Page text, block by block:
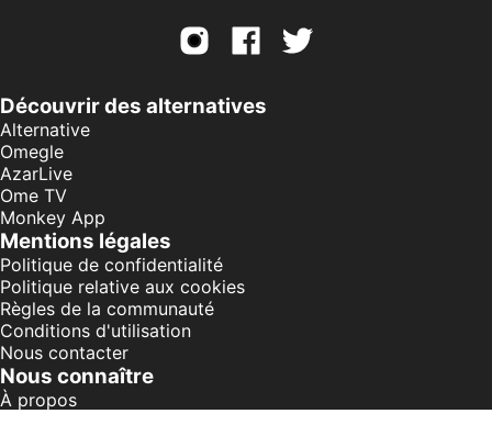
Découvrir des alternatives
Alternative
Omegle
AzarLive
Ome TV
Monkey App
Mentions légales
Politique de confidentialité
Politique relative aux cookies
Règles de la communauté
Conditions d'utilisation
Nous contacter
Nous connaître
À propos